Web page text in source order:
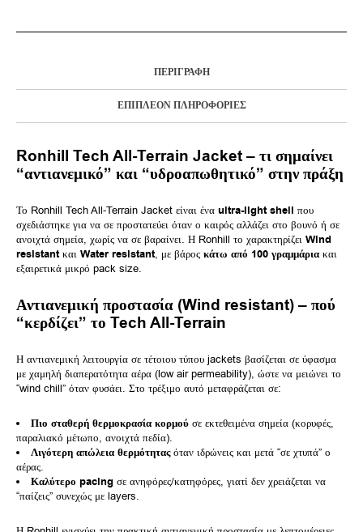
ΠΕΡΙΓΡΑΦΉ
ΕΠΙΠΛΈΟΝ ΠΛΗΡΟΦΟΡΊΕΣ
Ronhill Tech All-Terrain Jacket – τι σημαίνει
“αντιανεμικό” και “υδροαπωθητικό” στην πράξη
Το Ronhill Tech All-Terrain Jacket είναι ένα ultra-light shell που
σχεδιάστηκε για να σε προστατεύει όταν ο καιρός αλλάζει στο βουνό ή σε
ανοιχτά σημεία, χωρίς να σε βαραίνει. Η Ronhill το χαρακτηρίζει Wind
resistantκαι Water resistant, με βάρος κάτω από 100 γραμμάρια και
εξαιρετικά μικρό pack size.
Αντιανεμική προστασία (Wind resistant) – πού
“κερδίζει” το Tech All-Terrain
Η αντιανεμική λειτουργία σε τέτοιου τύπου jackets βασίζεται σε ύφασμα
με χαμηλή διαπερατότητα αέρα (low air permeability), ώστε να μειώνει το
“wind chill” όταν φυσάει. Στο τρέξιμο αυτό μεταφράζεται σε:
Πιο σταθερή θερμοκρασία κορμού σε εκτεθειμένα σημεία (κορυφές,
παραλιακό μέτωπο, ανοιχτά πεδία).
Λιγότερη απώλεια θερμότηταςόταν ιδρώνεις και μετά “σε χτυπά” ο
αέρας.
Καλύτερο pacing σε ανηφόρες/κατηφόρες, γιατί δεν χρειάζεται να
“παίζεις” συνεχώς με layers.